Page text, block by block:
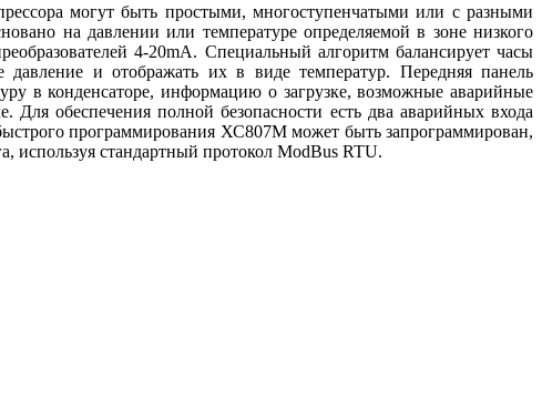
могут быть простыми, многоступенчатыми или с разными
на давлении или температуре определяемой в зоне низкого
4-20mA. Специальный алгоритм балансирует часы
и отображать их в виде температур. Передняя панель
в конденсаторе, информацию о загрузке, возможные аварийные
обеспечения полной безопасности есть два аварийных входа
программирования ХС807М может быть запрограммирован,
используя стандартный протокол ModBus RTU.